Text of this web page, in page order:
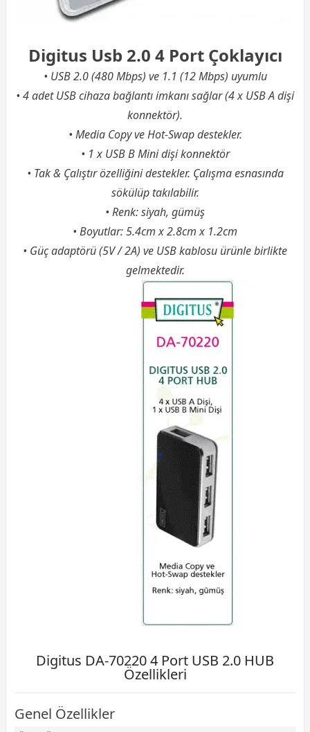
Digitus Usb 2.0 4 Port Çoklayıcı
• USB 2.0 (480 Mbps) ve 1.1 (12 Mbps) uyumlu
• 4 adet USB cihaza bağlantı imkanı sağlar (4 x USB A dişi
konnektör).
• Media Copy ve Hot-Swap destekler.
• 1 x USB B Mini dişi konnektör
• Tak & Çalıştırözelliğini destekler. Çalışma esnasında
sökülüp takılabilir.
• Renk: siyah, gümüş
• Boyutlar: 5.4cm x 2.8cm x 1.2cm
• Güç adaptörü (5V / 2A) ve USB kablosu ürünle birlikte
gelmektedir.
Digitus DA-70220 4 Port USB 2.0 HUB
Özellikleri
Genel Özellikler